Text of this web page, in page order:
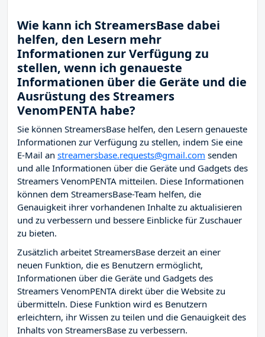
Wie kann ich StreamersBase dabei
helfen, den Lesern mehr
Informationen zur Verfügung zu
stellen, wenn ich genaueste
Informationen über die Geräte und die
Ausrüstung des Streamers
VenomPENTA habe?
Sie können StreamersBase helfen, den Lesern genaueste
Informationen zur Verfügung zu stellen, indem Sie eine
E-Mail an streamersbase.requests@gmail.com senden
und alle Informationen über die Geräte und Gadgets des
Streamers VenomPENTA mitteilen. Diese Informationen
können dem StreamersBase-Team helfen, die
Genauigkeit ihrer vorhandenen Inhalte zu aktualisieren
und zu verbessern und bessere Einblicke für Zuschauer
zu bieten.
Zusätzlich arbeitet StreamersBase derzeit an einer
neuen Funktion, die es Benutzern ermöglicht,
Informationen über die Geräte und Gadgets des
Streamers VenomPENTA direkt über die Website zu
übermitteln. Diese Funktion wird es Benutzern
erleichtern, ihr Wissen zu teilen und die Genauigkeit des
Inhalts von StreamersBase zu verbessern.